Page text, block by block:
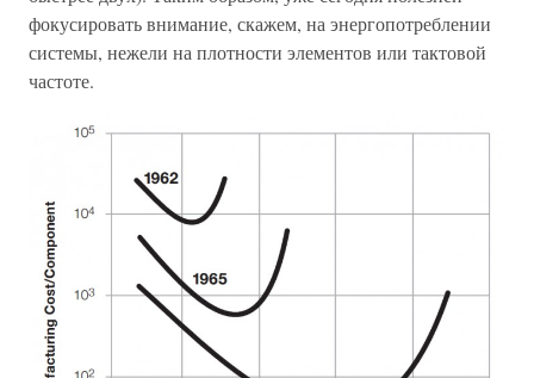
фокусировать внимание, скажем, на энергопотреблении
системы, нежели на плотности элементов или тактовой
частоте.